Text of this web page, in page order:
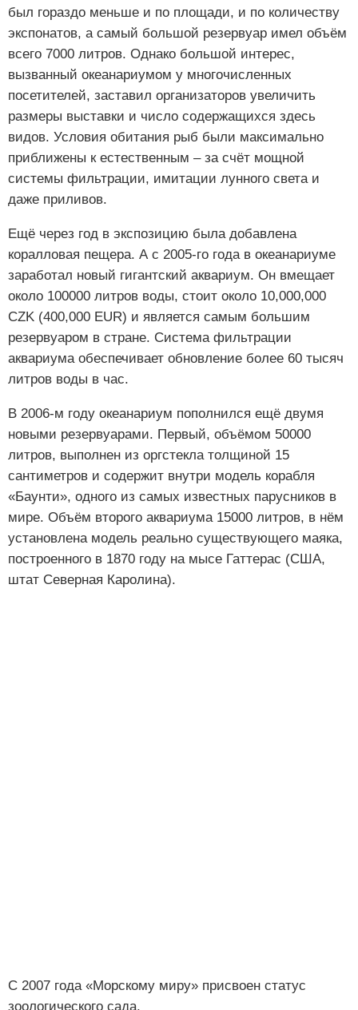
был гораздо меньше и по площади, и по количеству
экспонатов, а самый большой резервуар имел объём
всего 7000 литров. Однако большой интерес,
вызванный океанариумом у многочисленных
посетителей, заставил организаторов увеличить
размеры выставки и число содержащихся здесь
видов. Условия обитания рыб были максимально
приближены к естественным – за счёт мощной
системы фильтрации, имитации лунного света и
даже приливов.
Ещё через год в экспозицию была добавлена
коралловая пещера. А с 2005-го года в океанариуме
заработал новый гигантский аквариум. Он вмещает
около 100000 литров воды, стоит около 10,000,000
CZK (400,000 EUR) и является самым большим
резервуаром в стране. Система фильтрации
аквариума обеспечивает обновление более 60 тысяч
литров воды в час.
В 2006-м году океанариум пополнился ещё двумя
новыми резервуарами. Первый, объёмом 50000
литров, выполнен из оргстекла толщиной 15
сантиметров и содержит внутри модель корабля
«Баунти», одного из самых известных парусников в
мире. Объём второго аквариума 15000 литров, в нём
установлена модель реально существующего маяка,
построенного в 1870 году на мысе Гаттерас (США,
штат Северная Каролина).
С 2007 года «Морскому миру» присвоен статус
зоологического сада.